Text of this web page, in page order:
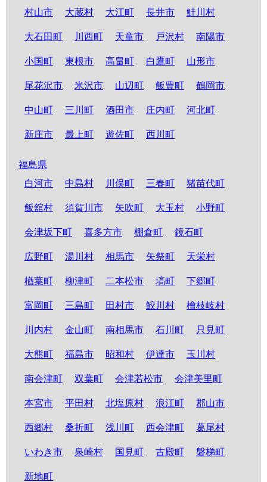
村山市 大蔵村 大江町 長井市 鮭川村
大石田町 川西町 天童市 戸沢村 南陽市
小国町 東根市 高畠町 白鷹町 山形市
尾花沢市 米沢市 山辺町 飯豊町 鶴岡市
中山町 三川町 酒田市 庄内町 河北町
新庄市 最上町 遊佐町 西川町
福島県
白河市
中島村 川俣町 三春町 猪苗代町
飯舘村 須賀川市 矢吹町 大玉村 小野町
会津坂下町 喜多方市 棚倉町 鏡石町
広野町 湯川村 相馬市 矢祭町 天栄村
楢葉町 柳津町 二本松市 塙町 下郷町
富岡町 三島町 田村市 鮫川村 檜枝岐村
川内村 金山町 南相馬市 石川町 只見町
大熊町 福島市 昭和村 伊達市 玉川村
南会津町 双葉町 会津若松市 会津美里町
本宮市 平田村 北塩原村 浪江町 郡山市
西郷村 桑折町 浅川町 西会津町 葛尾村
いわき市 泉崎村 国見町 古殿町 磐梯町
新地町